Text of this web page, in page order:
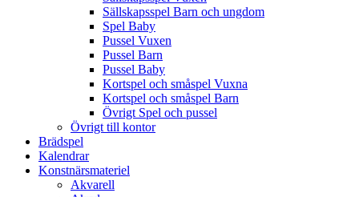
Sällskapsspel Barn och ungdom
Spel Baby
Pussel Vuxen
Pussel Barn
Pussel Baby
Kortspel och småspel Vuxna
Kortspel och småspel Barn
Övrigt Spel och pussel
Övrigt till kontor
Brädspel
Kalendrar
Konstnärsmateriel
Akvarell